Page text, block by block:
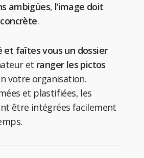
ambigües, l’image doit
.
et faîtes vous un dossier
et ranger les pictos
votre organisation.
et plastifiées, les
être intégrées facilement